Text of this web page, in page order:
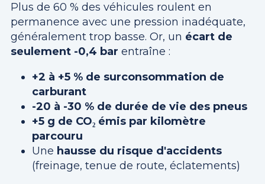
Plus de 60 % des véhicules roulent en
permanence avec une pression inadéquate,
généralement trop basse. Or, un écart de
seulement -0,4 bar entraîne :
+2 à +5 % de surconsommation de
carburant
-20 à -30 % de durée de vie des pneus
+5 g de CO₂ émis par kilomètre
parcouru
Une hausse du risque d'accidents
(freinage, tenue de route, éclatements)